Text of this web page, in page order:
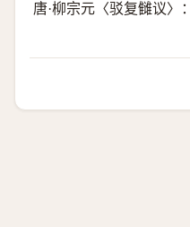
唐·柳宗元〈驳复雠议〉：